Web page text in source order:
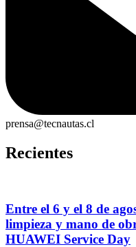
prensa@tecnautas.cl
Recientes
Entre el 6 y el 8 de
limpieza y mano de
HUAWEI Service Day